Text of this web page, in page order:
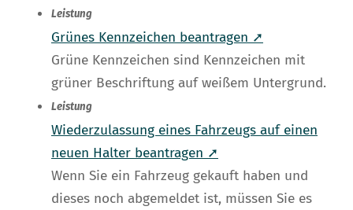
Leistung
Grünes Kennzeichen beantragen ➚
Grüne Kennzeichen sind Kennzeichen mit
grüner Beschriftung auf weißem Untergrund.
Leistung
Wiederzulassung eines Fahrzeugs auf einen
neuen Halter beantragen ➚
Wenn Sie ein Fahrzeug gekauft haben und
dieses noch abgemeldet ist, müssen Sie es